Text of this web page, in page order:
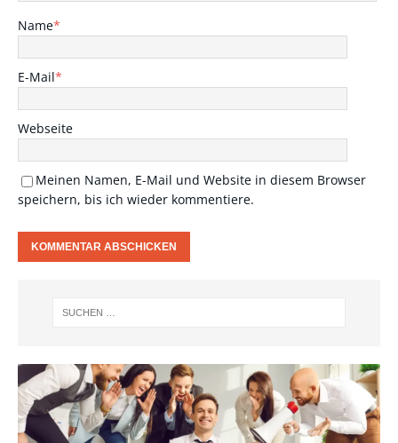
Name*
E-Mail*
Webseite
Meinen Namen, E-Mail und Website in diesem Browser
speichern, bis ich wieder kommentiere.